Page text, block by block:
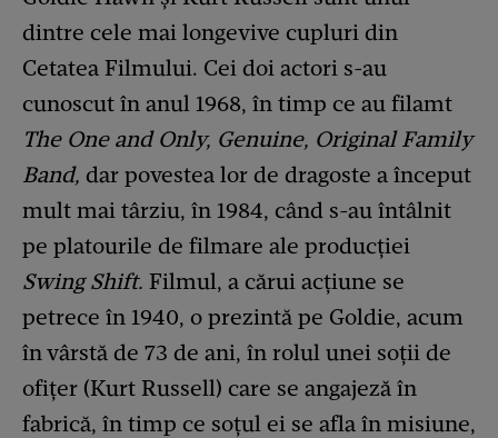
dintre cele mai longevive cupluri din
Cetatea Filmului. Cei doi actori s-au
cunoscut în anul 1968, în timp ce au filamt
The One and Only, Genuine, Original Family
Band, dar povestea lor de dragoste a început
mult mai târziu, în 1984, când s-au întâlnit
pe platourile de filmare ale producției
Swing Shift. Filmul, a cărui acțiune se
petrece în 1940, o prezintă pe Goldie, acum
în vârstă de 73 de ani, în rolul unei soții de
ofițer (Kurt Russell) care se angajeză în
fabrică, în timp ce soțul ei se afla în misiune,